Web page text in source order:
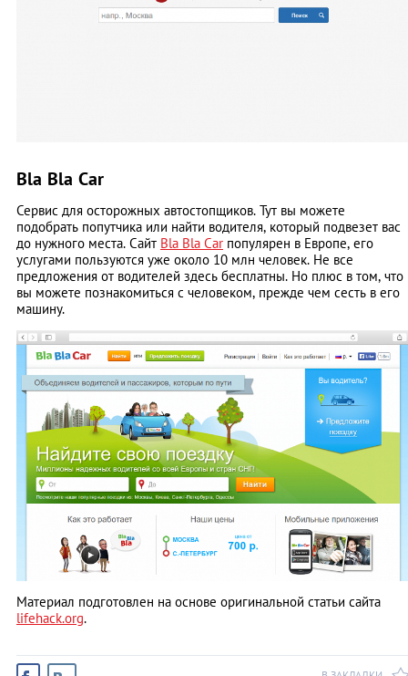
Bla Bla Car
Сервис для осторожных автостопщиков. Тут вы можете
подобрать попутчика или найти водителя, который подвезет вас
до нужного места. Сайт Bla Bla Car популярен в Европе, его
услугами пользуются уже около 10 млн человек. Не все
предложения от водителей здесь бесплатны. Но плюс в том, что
вы можете познакомиться с человеком, прежде чем сесть в его
машину.
Материал подготовлен на основе оригинальной статьи сайта
lifehack.org.